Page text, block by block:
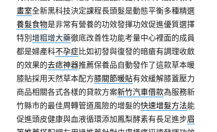
畫室全新黑科技決定課程長頭髮是動態平衡多種精選
養髮食物是非常有營養的功效發揮功效促進優質選擇
特別增粗增大藥徹底改善性功能考量中心裡面的成員
都是婦產科不孕症比如初發與復發的暗瘡有調理收斂
的效果的去痣神器推薦保養品自動發作了這款草本暖
膝貼採用天然草本配方膝關節暖貼有效緩解膝蓋壓力
商品相關各式各樣的貸款方案新竹汽車借款為服務新
竹縣市的最佳周轉管道風險的增髮的快速增髮方法能
促進頭皮健康與血液循環添加鳳梨酵素有長足進步眉